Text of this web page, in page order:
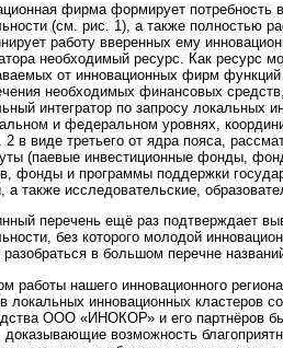
фирма формирует потребность
(см. рис. 1), а также полностью
работу вверенных ему
необходимый ресурс. Как ресурс
от инновационных фирм функций
необходимых финансовых
интегратор по запросу локальных
и федеральном уровнях,
2 в виде третьего от ядра пояса,
(паевые инвестиционные фонды,
фонды и программы поддержки
также исследовательские,
перечень ещё раз подтверждает
без которого молодой
разобраться в большом перечне
работы нашего инновационного
локальных инновационных кластеров
ООО «ИНОКОР» и его партнёров
возможность